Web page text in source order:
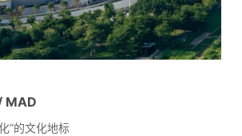
MAD
”的文化地标